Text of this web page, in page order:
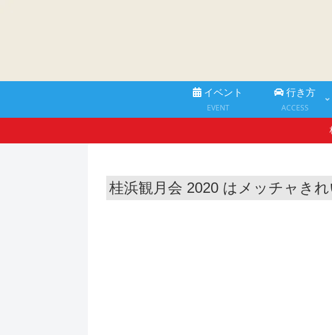
イベント
EVENT
行き方
ACCESS
桂浜観月会 2020 はメッチャき